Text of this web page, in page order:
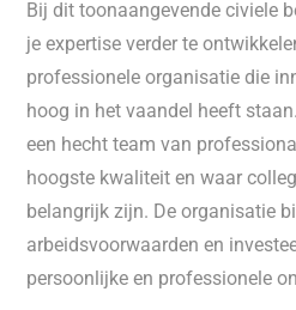
Bij dit toonaangevende civiele
je expertise verder te
professionele organisatie die
hoog in het vaandel heeft
een hecht team van
hoogste kwaliteit en waar
belangrijk zijn. De organisatie
arbeidsvoorwaarden en
persoonlijke en professionele